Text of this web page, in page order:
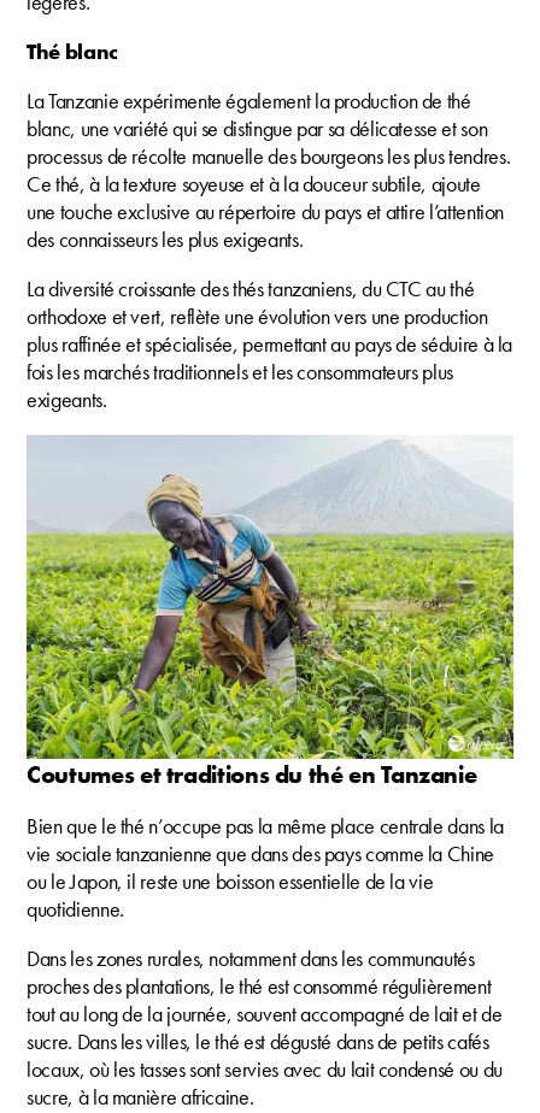
Thé blanc
La Tanzanie expérimente également la production de thé
blanc, une variété qui se distingue par sa délicatesse et son
processus de récolte manuelle des bourgeons les plus tendres.
Ce thé, à la texture soyeuse et à la douceur subtile, ajoute
une touche exclusive au répertoire du pays et attire l’attention
des connaisseurs les plus exigeants.
La diversité croissante des thés tanzaniens, du CTC au thé
orthodoxe et vert, reflète une évolution vers une production
plus raffinée et spécialisée, permettant au pays de séduire à la
fois les marchés traditionnels et les consommateurs plus
exigeants.
Coutumes et traditions du thé en Tanzanie
Bien que le thé n’occupe pas la même place centrale dans la
vie sociale tanzanienne que dans des pays comme la Chine
ou le Japon, il reste une boisson essentielle de la vie
quotidienne.
Dans les zones rurales, notamment dans les communautés
proches des plantations, le thé est consommé régulièrement
tout au long de la journée, souvent accompagné de lait et de
sucre. Dans les villes, le thé est dégusté dans de petits cafés
locaux, où les tasses sont servies avec du lait condensé ou du
sucre, à la manière africaine.